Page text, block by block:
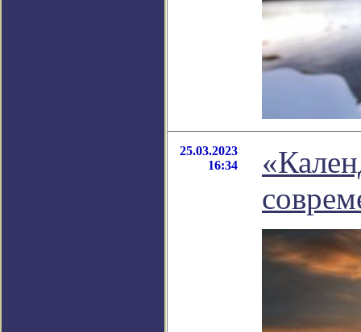
25.03.2023
16:34